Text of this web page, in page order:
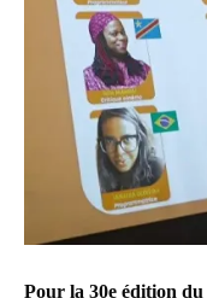
Pour la 30e édition du